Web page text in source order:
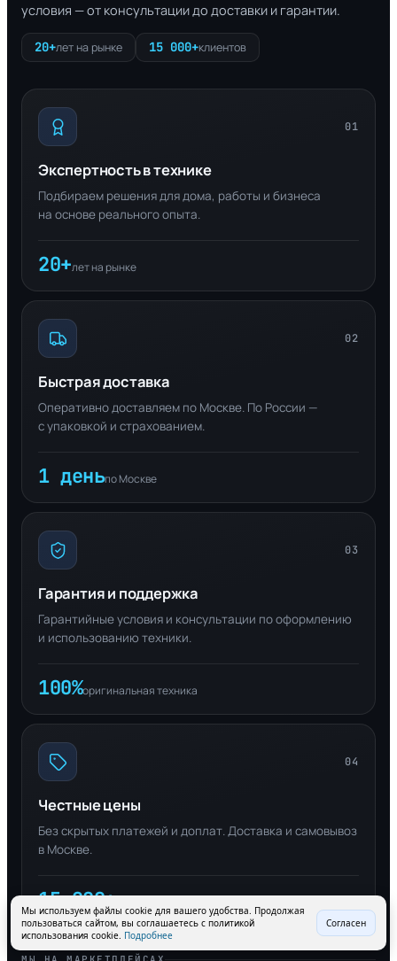
условия — от консультации до доставки и гарантии.
20+лет на рынке 15 000+клиентов
01
Экспертность в технике
Подбираем решения для дома, работы и бизнеса
на основе реального опыта.
20+лет на рынке
02
Быстрая доставка
Оперативно доставляем по Москве. По России —
с упаковкой и страхованием.
1 деньпо Москве
03
Гарантия и поддержка
Гарантийные условия и консультации по оформлению
и использованию техники.
100%оригинальная техника
04
Честные цены
Без скрытых платежей и доплат. Доставка и самовывоз
в Москве.
15 000+
Мы используем файлы cookie для вашего удобства. Продолжая
пользоваться сайтом, вы соглашаетесь с политикой
использования cookie. Подробнее
Согласен